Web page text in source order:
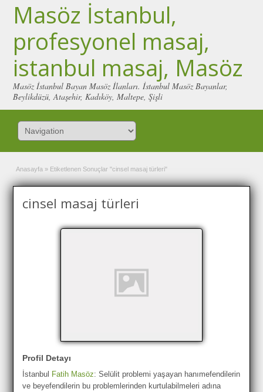
Masöz İstanbul,
profesyonel masaj,
istanbul masaj, Masöz
Masöz İstanbul Bayan Masöz İlanları. İstanbul Masöz Bayanlar,
Beylikdüzü, Ataşehir, Kadıköy, Maltepe, Şişli
Anasayfa » Etiketlenen Sonuçlar "cinsel masaj türleri"
cinsel masaj türleri
Profil Detayı
İstanbul Fatih Masöz: Selülit problemi yaşayan hanımefendilerin
ve beyefendilerin bu problemlerinden kurtulabilmeleri adına